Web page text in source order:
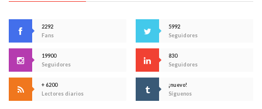
2292
Fans
5992
Seguidores
19900
Seguidores
830
Seguidores
+ 6200
Lectores diarios
¡nuevo!
Síguenos